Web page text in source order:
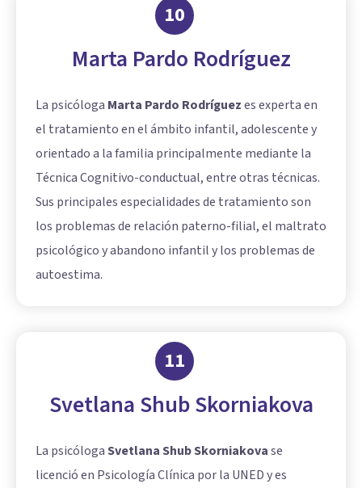
10
Marta Pardo Rodríguez
La psicóloga Marta Pardo Rodríguezes experta en
el tratamiento en el ámbito infantil, adolescente y
orientado a la familia principalmente mediante la
Técnica Cognitivo-conductual, entre otras técnicas.
Sus principales especialidades de tratamiento son
los problemas de relación paterno-filial, el maltrato
psicológico y abandono infantil y los problemas de
autoestima.
11
Svetlana Shub Skorniakova
La psicólogaSvetlana Shub Skorniakovase
licenció en Psicología Clínica por la UNED y es